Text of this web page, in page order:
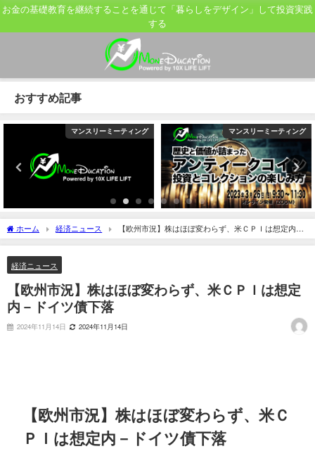
お金の基礎教育を継続することを通じて「暮らしをデザイン」して投資実践
する
おすすめ記事
マンスリーミーティング マンスリーミーティング
ホーム 経済ニュース
【欧州市況】株はほぼ変わらず、米ＣＰＩは想定内－
ドイツ債下落
経済ニュース
【欧州市況】株はほぼ変わらず、米ＣＰＩは想定
内－ドイツ債下落
2024年11月14日 2024年11月14日
【欧州市況】株はほぼ変わらず、米Ｃ
ＰＩは想定内－ドイツ債下落